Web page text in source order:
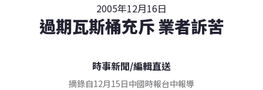
2005年12月16日
過期瓦斯桶充斥 業者訴苦
時事新聞/編輯直送
摘錄自12月15日中國時報台中報導